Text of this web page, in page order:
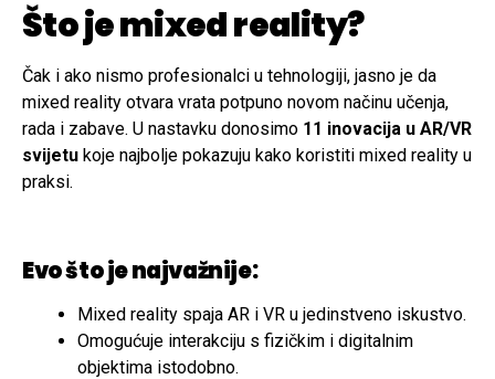
Što je mixed reality?
Čak i ako nismo profesionalci u tehnologiji, jasno je da
mixed reality otvara vrata potpuno novom načinu učenja,
rada i zabave. U nastavku donosimo 11 inovacija u AR/VR
svijetu koje najbolje pokazuju kako koristiti mixed reality u
praksi.
Evo što je najvažnije:
Mixed reality spaja AR i VR u jedinstveno iskustvo.
Omogućuje interakciju s fizičkim i digitalnim
objektima istodobno.